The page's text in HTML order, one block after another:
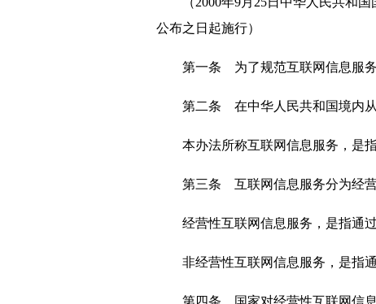
公布之日起施行）
第一条 为了规范互联网信息服务
第二条 在中华人民共和国境内从
本办法所称互联网信息服务，是指
第三条 互联网信息服务分为经营
经营性互联网信息服务，是指通过
非经营性互联网信息服务，是指通
第四条 国家对经营性互联网信息